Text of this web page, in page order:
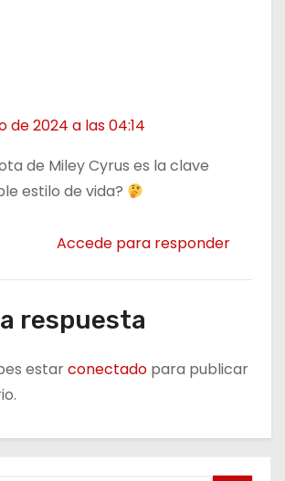
de 2024 a las 04:14
de Miley Cyrus es la clave
estilo de vida?
Accede para responder
respuesta
estarconectado para publicar